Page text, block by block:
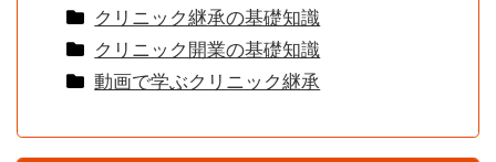
クリニック継承の基礎知識
クリニック開業の基礎知識
動画で学ぶクリニック継承